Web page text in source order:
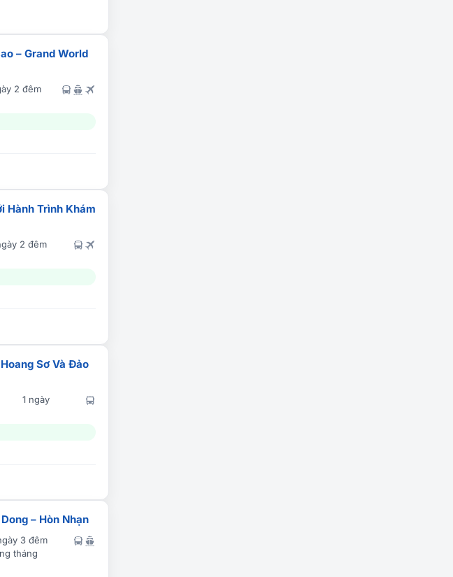
– Grand World
2 đêm
Hành Trình Khám
2 đêm
Sơ Và Đảo
1 ngày
– Hòn Nhạn
3 đêm
tháng